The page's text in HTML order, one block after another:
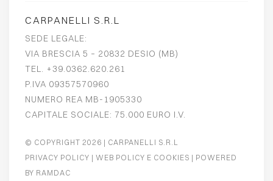
CARPANELLI S.R.L
SEDE LEGALE:
VIA BRESCIA 5 – 20832 DESIO (MB)
TEL. +39.0362.620.261
P.IVA 09357570960
NUMERO REA MB-1905330
CAPITALE SOCIALE: 75.000 EURO I.V.
© COPYRIGHT 2026 | CARPANELLI S.R.L
PRIVACY POLICY |WEB POLICY E COOKIES | POWERED
BY RAMDAC